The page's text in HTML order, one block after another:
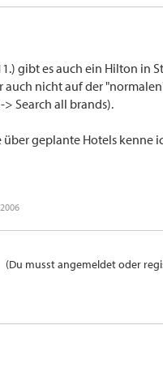
gibt es auch ein Hilton in
auch nicht auf der
Search all brands).
über geplante Hotels kenne
(Du musst angemeldet oder